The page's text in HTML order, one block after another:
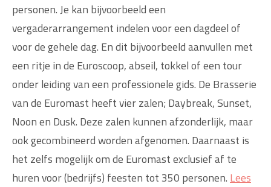
personen. Je kan bijvoorbeeld een
vergaderarrangement indelen voor een dagdeel of
voor de gehele dag. En dit bijvoorbeeld aanvullen met
een ritje in de Euroscoop, abseil, tokkel of een tour
onder leiding van een professionele gids. De Brasserie
van de Euromast heeft vier zalen; Daybreak, Sunset,
Noon en Dusk. Deze zalen kunnen afzonderlijk, maar
ook gecombineerd worden afgenomen. Daarnaast is
het zelfs mogelijk om de Euromast exclusief af te
huren voor (bedrijfs) feesten tot 350 personen. Lees